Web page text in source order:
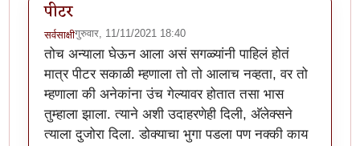
पीटर
सर्वसाक्षीगुरुवार, 11/11/2021 18:40
तोच अन्याला घेऊन आला असं सगळ्यांनी पाहिलं होतं
मात्र पीटर सकाळी म्हणाला तो तो आलाच नव्हता, वर तो
म्हणाला की अनेकांना उंच गेल्यावर होतात तसा भास
तुम्हाला झाला. त्याने अशी उदाहरणेही दिली, अ‍ॅलेक्सने
त्याला दुजोरा दिला. डोक्याचा भुगा पडला पण नक्की काय